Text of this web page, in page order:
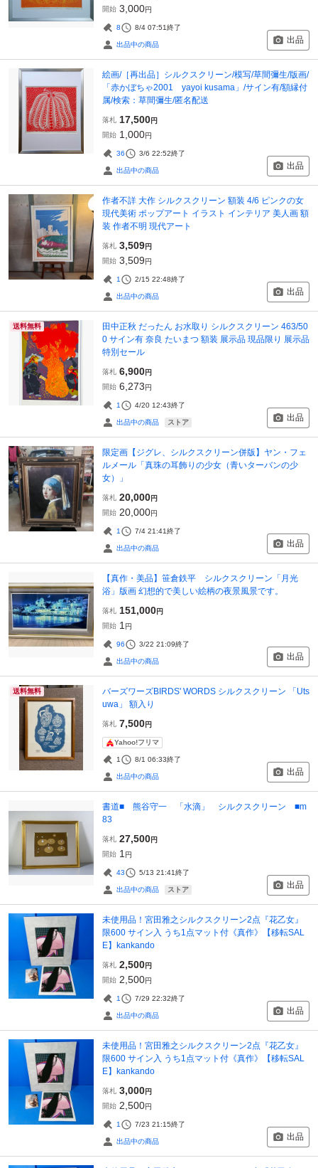
開始 3,000円
8 8/4 07:51終了
出品中の商品 出品
絵画/［再出品］シルクスクリーン/模写/草間彌生/版画/
「赤かぼちゃ2001 yayoi kusama」/サイン有/額縁付
属/検索：草間彌生/匿名配送
落札 17,500円
開始 1,000円
36 3/6 22:52終了
出品中の商品 出品
作者不詳 大作 シルクスクリーン 額装 4/6 ピンクの女
現代美術 ポップアート イラスト インテリア 美人画 額
装 作者不明 現代アート
落札 3,509円
開始 3,509円
1 2/15 22:48終了
出品中の商品 出品
送料無料
田中正秋 だったん お水取り シルクスクリーン 463/50
0 サイン有 奈良 たいまつ 額装 展示品 現品限り 展示品
特別セール
落札 6,900円
開始 6,273円
1 4/20 12:43終了
出品中の商品 ストア 出品
限定画【ジグレ、シルクスクリーン併版】ヤン・フェ
ルメール「真珠の耳飾りの少女（青いターバンの少
女）」
落札 20,000円
開始 20,000円
1 7/4 21:41終了
出品中の商品 出品
【真作・美品】笹倉鉄平 シルクスクリーン「月光
浴」版画 幻想的で美しい絵柄の夜景風景です。
落札 151,000円
開始 1 円
96 3/22 21:09終了
出品中の商品 出品
送料無料
バーズワーズBIRDS' WORDS シルクスクリーン 「Uts
uwa」 額入り
落札 7,500円
Yahoo!フリマ
1 8/1 06:33終了
出品中の商品 出品
書道■ 熊谷守一 「水滴」 シルクスクリーン ■m
83
落札 27,500円
開始 1 円
43 5/13 21:41終了
出品中の商品 ストア 出品
未使用品！宮田雅之シルクスクリーン2点『花乙女』
限600 サイン入 うち1点マット付《真作》【移転SAL
E】kankando
落札 2,500円
開始 2,500円
1 7/29 22:32終了
出品中の商品 出品
未使用品！宮田雅之シルクスクリーン2点『花乙女』
限600 サイン入 うち1点マット付《真作》【移転SAL
E】kankando
落札 3,000円
開始 2,500円
1 7/23 21:15終了
出品中の商品 出品